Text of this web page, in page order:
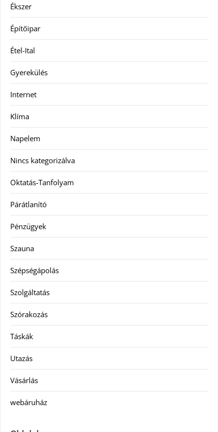
Ékszer
Építőipar
Étel-Ital
Gyerekülés
Internet
Klíma
Napelem
Nincs kategorizálva
Oktatás-Tanfolyam
Párátlanító
Pénzügyek
Szauna
Szépségápolás
Szolgáltatás
Szórakozás
Táskák
Utazás
Vásárlás
webáruház